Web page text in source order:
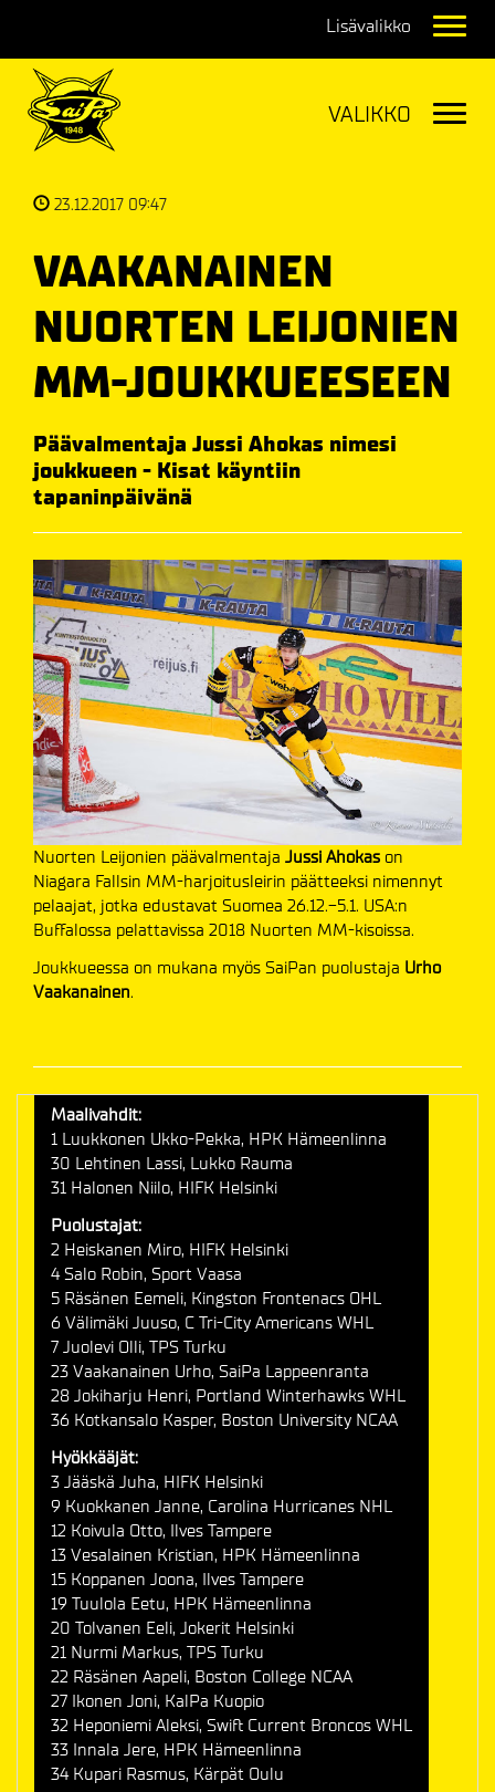
23.12.2017 09:47
VAAKANAINEN
NUORTEN LEIJONIEN
MM-JOUKKUEESEEN
Päävalmentaja Jussi Ahokas nimesi
joukkueen - Kisat käyntiin
tapaninpäivänä
Nuorten Leijonien päävalmentaja Jussi Ahokas on
Niagara Fallsin MM-harjoitusleirin päätteeksi nimennyt
pelaajat, jotka edustavat Suomea 26.12.-5.1. USA:n
Buffalossa pelattavissa 2018 Nuorten MM-kisoissa.
Joukkueessa on mukana myös SaiPan puolustaja Urho
Vaakanainen​​​​​​​.
Maalivahdit:
1 Luukkonen Ukko-Pekka, HPK Hämeenlinna
30 Lehtinen Lassi, Lukko Rauma
31 Halonen Niilo, HIFK Helsinki
Puolustajat:
2 Heiskanen Miro, HIFK Helsinki
4 Salo Robin, Sport Vaasa
5 Räsänen Eemeli, Kingston Frontenacs OHL
6 Välimäki Juuso, C Tri-City Americans WHL
7 Juolevi Olli, TPS Turku
23 Vaakanainen Urho, SaiPa Lappeenranta
28 Jokiharju Henri, Portland Winterhawks WHL
36 Kotkansalo Kasper, Boston University NCAA
Hyökkääjät:
3 Jääskä Juha, HIFK Helsinki
9 Kuokkanen Janne, Carolina Hurricanes NHL
12 Koivula Otto, Ilves Tampere
13 Vesalainen Kristian, HPK Hämeenlinna
15 Koppanen Joona, Ilves Tampere
19 Tuulola Eetu, HPK Hämeenlinna
20 Tolvanen Eeli, Jokerit Helsinki
21 Nurmi Markus, TPS Turku
22 Räsänen Aapeli, Boston College NCAA
27 Ikonen Joni, KalPa Kuopio
32 Heponiemi Aleksi, Swift Current Broncos WHL
33 Innala Jere, HPK Hämeenlinna
34 Kupari Rasmus, Kärpät Oulu